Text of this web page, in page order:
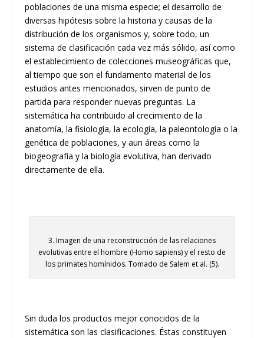
poblaciones de una misma especie; el desarrollo de
diversas hipótesis sobre la historia y causas de la
distribución de los organismos y, sobre todo, un
sistema de clasificación cada vez más sólido, así como
el establecimiento de colecciones museográficas que,
al tiempo que son el fundamento material de los
estudios antes mencionados, sirven de punto de
partida para responder nuevas preguntas. La
sistemática ha contribuido al crecimiento de la
anatomía, la fisiología, la ecología, la paleontología o la
genética de poblaciones, y aun áreas como la
biogeografía y la biología evolutiva, han derivado
directamente de ella.
3. Imagen de una reconstrucción de las relaciones
evolutivas entre el hombre (Homo sapiens) y el resto de
los primates homínidos. Tomado de Salem et al. (5).
Sin duda los productos mejor conocidos de la
sistemática son las clasificaciones. Éstas constituyen